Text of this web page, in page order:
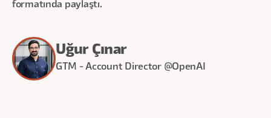
formatında paylaştı.
Uğur Çınar
GTM - Account Director @OpenAI